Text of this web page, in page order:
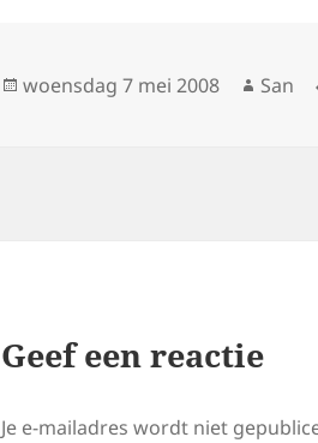
Geplaatst
woensdag 7 mei 2008 San
Geef een reactie
Je e-mailadres wordt niet